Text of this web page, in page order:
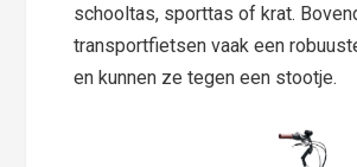
schooltas, sporttas of krat.
transportfietsen vaak een
en kunnen ze tegen een stootje.